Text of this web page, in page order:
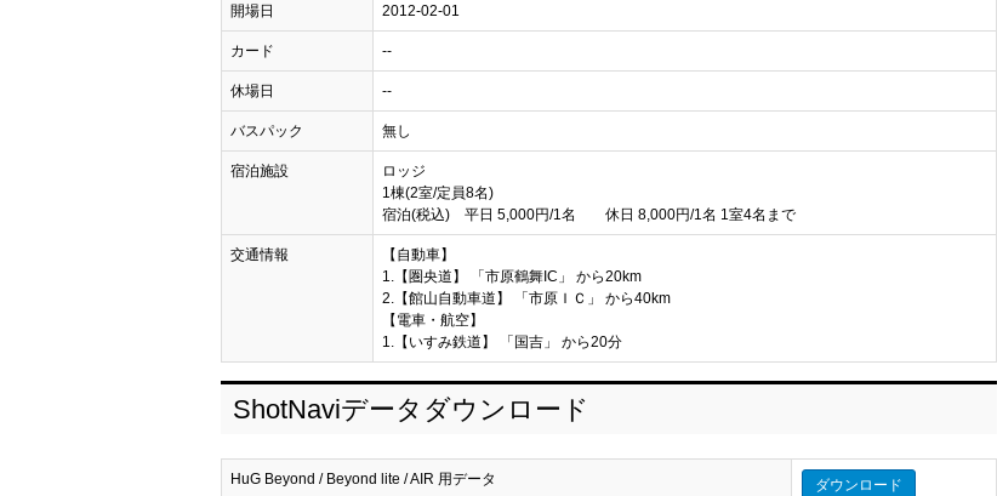
開場日 2012-02-01
カード --
休場日 --
バスパック 無し
宿泊施設
ロッジ
1棟(2室/定員8名)
宿泊(税込) 平日 5,000円/1名 休日 8,000円/1名 1室4名まで
交通情報
【自動車】
1.【圏央道】 「市原鶴舞IC」 から20km
2.【館山自動車道】 「市原ＩＣ」 から40km
【電車・航空】
1.【いすみ鉄道】 「国吉」 から20分
ShotNaviデータダウンロード
HuG Beyond / Beyond lite / AIR 用データ ダウンロード